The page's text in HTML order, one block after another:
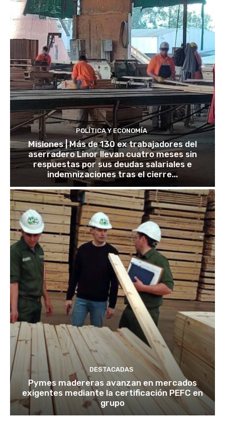
POLÍTICA Y ECONOMÍA
Misiones | Más de 130 ex trabajadores del
aserradero Linor llevan cuatro meses sin
respuestas por sus deudas salariales e
indemnizaciones tras el cierre...
DESTACADAS
Pymes madereras avanzan en mercados
exigentes mediante la certificación PEFC en
grupo